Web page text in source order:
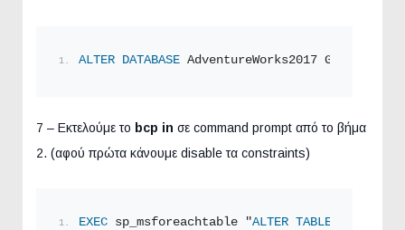
ALTER DATABASE AdventureWorks2017
7 – Εκτελούμε το bcp in σε command prompt από το βήμα
2. (αφού πρώτα κάνουμε disable τα constraints)
EXEC sp_msforeachtable "ALTER TABLE